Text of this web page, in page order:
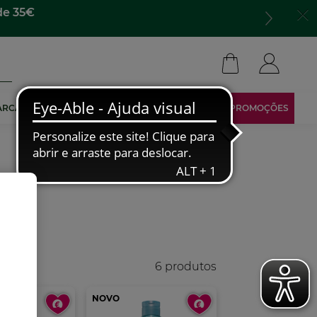
para todo lado​
TORNA-TE AFILIADO ÁREA RESERVADA PROMOÇÕES
6 produtos
NOVO